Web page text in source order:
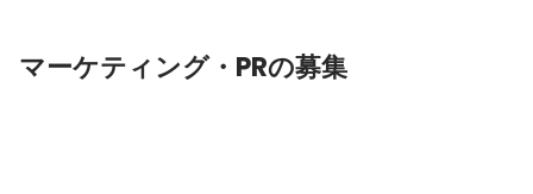
マーケティング・PRの募集